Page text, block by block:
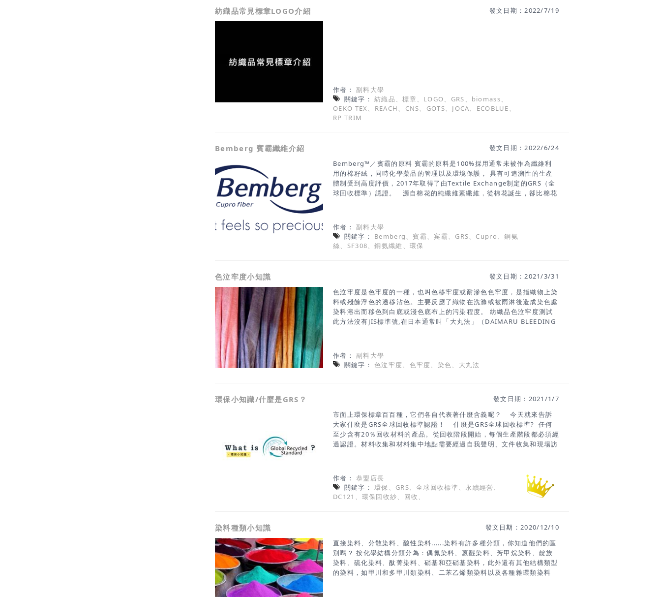
紡織品常見標章LOGO介紹 發文日期：2022/7/19
作者：副料大學
關鍵字：紡織品、標章、LOGO、GRS、biomass、
OEKO-TEX、REACH、CNS、GOTS、JOCA、ECOBLUE、
RP TRIM
Bemberg 賓霸纖維介紹
發文日期：2022/6/24
Bemberg™／賓霸的原料 賓霸的原料是100%採用通常未被作為纖維利
用的棉籽絨，同時化學藥品的管理以及環境保護， 具有可追溯性的生產
體制受到高度評價，2017年取得了由Textile Exchange制定的GRS（全
球回收標準）認證。 源自棉花的純纖維素纖維，從棉花誕生，卻比棉花
一身，是一種不可模仿的存在 未提純的棉籽絨 精
製棉籽絨 賓霸的長纖維與短纖維 環保特性賓霸由天然素材製
造而成，廢棄後可在大自然的作用下得到分解，是一種可生物降解的纖
維 ★使用結束之後，又還原到土壤之中 將賓霸埋入土中後便會被分解，
會減輕一半，作為微生物的食糧回歸到土壤之中。 ★即便燃燒也幾乎不
會產生有害物質 Bemberg™／賓霸的特長 ★纖維表面平滑，親膚性絕佳
對肌膚造成的刺激小，觸感
作者：副料大學
關鍵字： Bemberg、賓霸、宾霸、GRS、Cupro、銅氨
絲、SF308、銅氨纖維、環保
色泣牢度小知識
發文日期：2021/3/31
色泣牢度是色牢度的一種，也叫色移牢度或耐滲色色牢度，是指織物上染
料或殘餘浮色的遷移沾色。主要反應了織物在洗滌或被雨淋後造成染色處
染料溶出而移色到白底或淺色底布上的污染程度。 紡織品色泣牢度測試
此方法沒有JIS標準號,在日本通常叫「大丸法」（DAIMARU BLEEDING
料：天平、燒杯、容量瓶、常溫染色機 試驗方法： 1. 試樣取寬2.5cm、
長10cm以上2. 印花織物取可能產生色泣部位的一部分； 條紋織物沿條紋
橫向取樣3. 對於單色織物，選取本色細平布（寬2.5cm、長10cm），其
活性劑，將試樣的下 端2cm處浸入溶液5. 室溫下放置2小時，移走燒杯，
試樣在原狀態下晾乾。 6. 白底處色泣的污染程度用污染灰卡進行評
定。 色泣
作者：副料大學
關鍵字：色泣牢度、色牢度、染色、大丸法
環保小知識/什麼是GRS？
發文日期：2021/1/7
市面上環保標章百百種，它們各自代表著什麼含義呢？ 今天就來告訴
大家什麼是GRS全球回收標準認證！ 什麼是GRS全球回收標準? 任何
至少含有20％回收材料的產品。從回收階段開始，每個生產階段都必須經
過認證。材料收集和材料集中地點需要經過自我聲明、文件收集和現場訪
則通過認證機構評估後，可予以免除考核。 化學品管理產品生產過程中
使用到的化學品管理方針政策。 環境管理公司是否有環境管理系統，對
能源使用、用水、廢水、廢氣等是否有管控。 GRS的目標是什麼? ●統
一多種應用的定義。●追溯可回收投入材料。●為客戶(品牌商和消費者)提
最終產品中的材料更加可持續性的回收利用和處理。●推動回收材料使用
作者：恭盟店長
關鍵字：環保、GRS、全球回收標準、永續經營、
DC121、環保回收紗、回收、
染料種類小知識
發文日期：2020/12/10
直接染料、分散染料、酸性染料......染料有許多種分類，你知道他們的區
別嗎？ 按化學結構分類分為：偶氮染料、蒽醌染料、芳甲烷染料、靛族
染料、硫化染料、酞菁染料、硝基和亞硝基染料，此外還有其他結構類型
的染料，如甲川和多甲川類染料、二苯乙烯類染料以及各種雜環類染料